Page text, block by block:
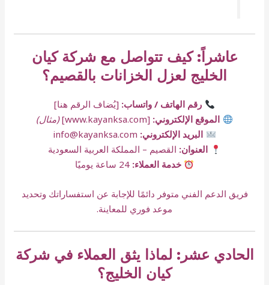
عاشراً: كيف تتواصل مع شركة كيان
الخليج لعزل الخزانات بالقصيم؟
رقم الهاتف / واتساب: [يُضاف الرقم هنا]
الموقع الإلكتروني: [
www.kayanksa.com
](مثال)
البريد الإلكتروني: info@kayanksa.com
العنوان: القصيم – المملكة العربية السعودية
خدمة العملاء: 24 ساعة يوميًا
فريق الدعم الفني متوفر دائمًا للإجابة عن استفساراتك وتحديد
موعد فوري للمعاينة.
الحادي عشر: لماذا يثق العملاء في شركة
كيان الخليج؟